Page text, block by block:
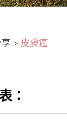
> 皮膚癌
：